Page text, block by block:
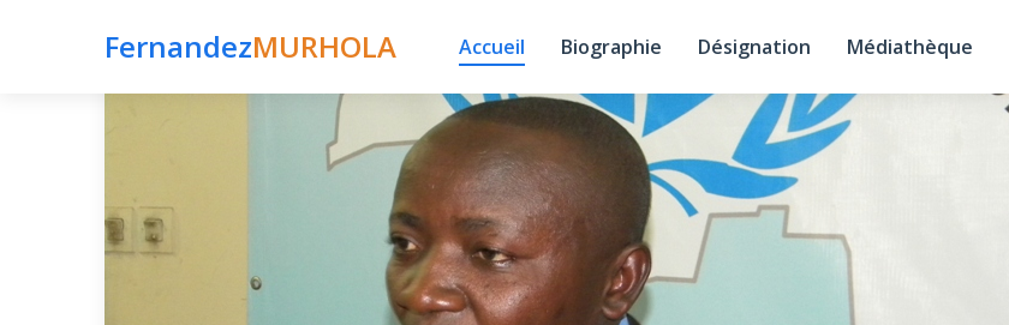
FernandezMURHOLA Accueil Biographie Désignation Médiathèque